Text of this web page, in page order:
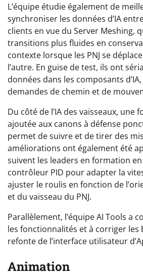
L’équipe étudie également de
synchroniser les données d’IA
clients en vue du Server Meshing,
transitions plus fluides en
contexte lorsque les PNJ se
l’autre. En guise de test, ils ont
données dans les composants
demandes de chemin et de
Du côté de l’IA des vaisseaux, une
ajoutée aux canons à défense
permet de suivre et de tirer des
améliorations ont également été
suivent les leaders en formation
contrôleur PID pour adapter la
ajuster le roulis en fonction de
et du vaisseau du PNJ.
Parallèlement, l’équipe AI Tools a
les fonctionnalités et à corriger les
refonte de l’interface utilisateur
Animation